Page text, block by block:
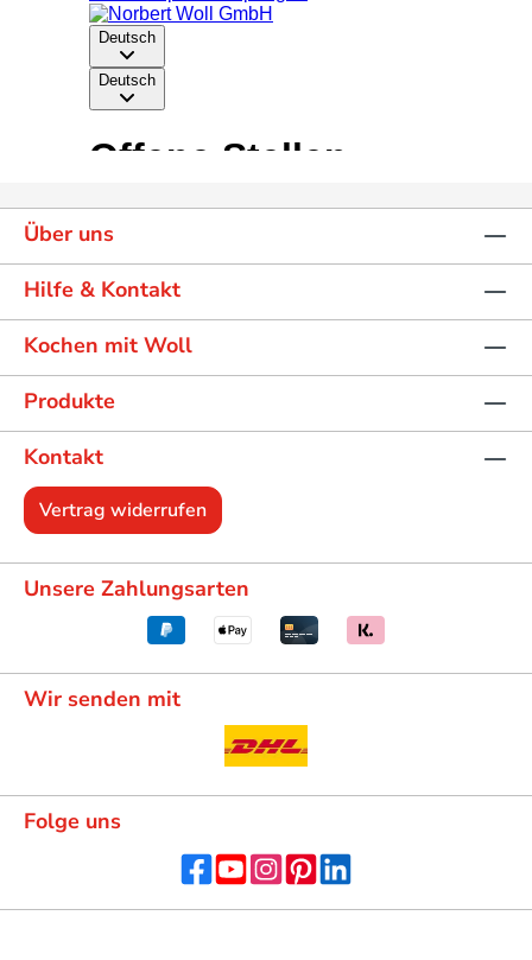
Über uns
Hilfe & Kontakt
Kochen mit Woll
Produkte
Kontakt
Vertrag widerrufen
Unsere Zahlungsarten
Wir senden mit
Folge uns